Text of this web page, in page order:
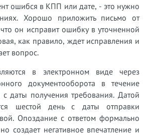
ошибся в КПП или дате, - это нужно
Хорошо приложить письмо от
он исправит ошибку в уточненной
как правило, ждет исправления и
вопрос.
в электронном виде через
документооборота в течение
даты получения требования. Датой
шестой день с даты отправки
Опоздание с ответом формально
создает негативное впечатление и